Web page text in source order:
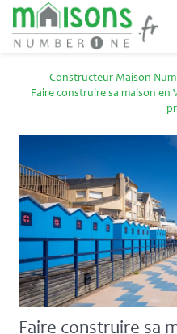
Constructeur Maison
Faire construire sa maison en
Faire construire sa